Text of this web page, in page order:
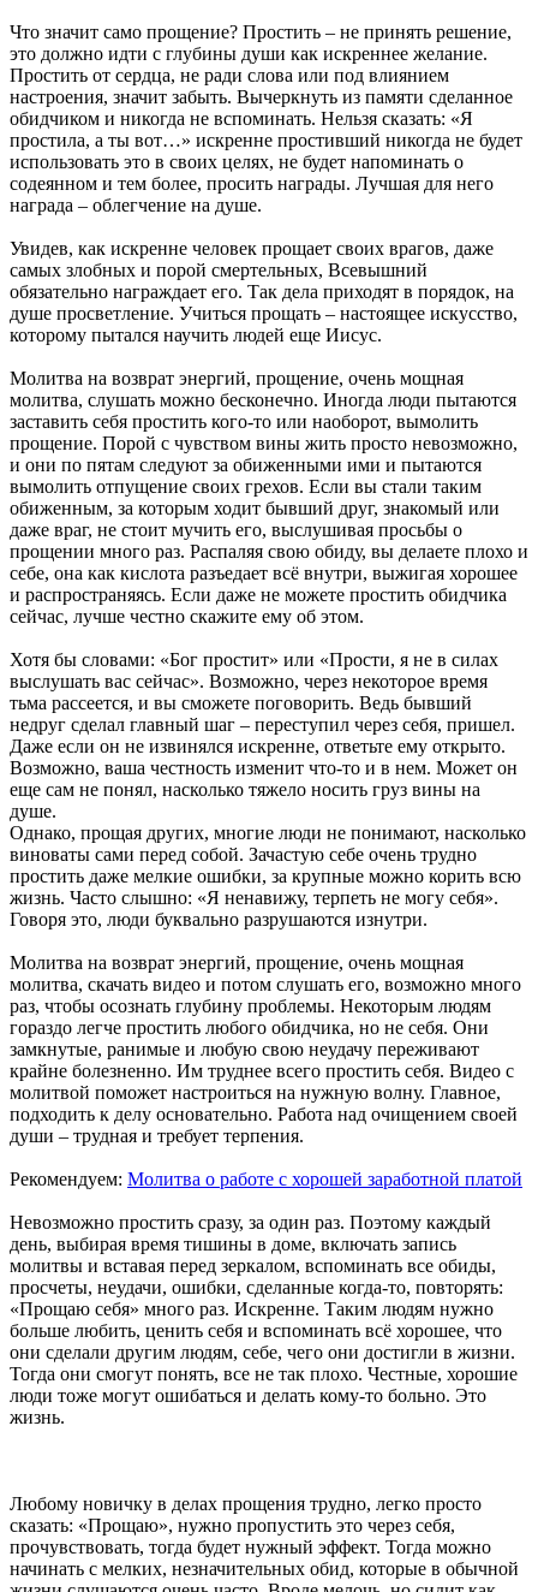
Что значит само прощение? Простить – не принять решение,
это должно идти с глубины души как искреннее желание.
Простить от сердца, не ради слова или под влиянием
настроения, значит забыть. Вычеркнуть из памяти сделанное
обидчиком и никогда не вспоминать. Нельзя сказать: «Я
простила, а ты вот…» искренне простивший никогда не будет
использовать это в своих целях, не будет напоминать о
содеянном и тем более, просить награды. Лучшая для него
награда – облегчение на душе.
Увидев, как искренне человек прощает своих врагов, даже
самых злобных и порой смертельных, Всевышний
обязательно награждает его. Так дела приходят в порядок, на
душе просветление. Учиться прощать – настоящее искусство,
которому пытался научить людей еще Иисус.
Молитва на возврат энергий, прощение, очень мощная
молитва, слушать можно бесконечно. Иногда люди пытаются
заставить себя простить кого-то или наоборот, вымолить
прощение. Порой с чувством вины жить просто невозможно,
и они по пятам следуют за обиженными ими и пытаются
вымолить отпущение своих грехов. Если вы стали таким
обиженным, за которым ходит бывший друг, знакомый или
даже враг, не стоит мучить его, выслушивая просьбы о
прощении много раз. Распаляя свою обиду, вы делаете плохо и
себе, она как кислота разъедает всё внутри, выжигая хорошее
и распространяясь. Если даже не можете простить обидчика
сейчас, лучше честно скажите ему об этом.
Хотя бы словами: «Бог простит» или «Прости, я не в силах
выслушать вас сейчас». Возможно, через некоторое время
тьма рассеется, и вы сможете поговорить. Ведь бывший
недруг сделал главный шаг – переступил через себя, пришел.
Даже если он не извинялся искренне, ответьте ему открыто.
Возможно, ваша честность изменит что-то и в нем. Может он
еще сам не понял, насколько тяжело носить груз вины на
душе.
Однако, прощая других, многие люди не понимают, насколько
виноваты сами перед собой. Зачастую себе очень трудно
простить даже мелкие ошибки, за крупные можно корить всю
жизнь. Часто слышно: «Я ненавижу, терпеть не могу себя».
Говоря это, люди буквально разрушаются изнутри.
Молитва на возврат энергий, прощение, очень мощная
молитва, скачать видео и потом слушать его, возможно много
раз, чтобы осознать глубину проблемы. Некоторым людям
гораздо легче простить любого обидчика, но не себя. Они
замкнутые, ранимые и любую свою неудачу переживают
крайне болезненно. Им труднее всего простить себя. Видео с
молитвой поможет настроиться на нужную волну. Главное,
подходить к делу основательно. Работа над очищением своей
души – трудная и требует терпения.
Рекомендуем: Молитва о работе с хорошей заработной платой
Невозможно простить сразу, за один раз. Поэтому каждый
день, выбирая время тишины в доме, включать запись
молитвы и вставая перед зеркалом, вспоминать все обиды,
просчеты, неудачи, ошибки, сделанные когда-то, повторять:
«Прощаю себя» много раз. Искренне. Таким людям нужно
больше любить, ценить себя и вспоминать всё хорошее, что
они сделали другим людям, себе, чего они достигли в жизни.
Тогда они смогут понять, все не так плохо. Честные, хорошие
люди тоже могут ошибаться и делать кому-то больно. Это
жизнь.
Любому новичку в делах прощения трудно, легко просто
сказать: «Прощаю», нужно пропустить это через себя,
прочувствовать, тогда будет нужный эффект. Тогда можно
начинать с мелких, незначительных обид, которые в обычной